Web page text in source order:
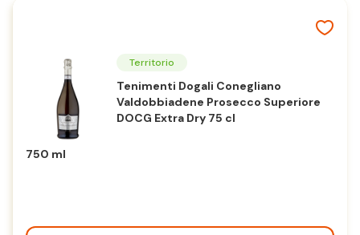
Territorio
Tenimenti Dogali Conegliano
Valdobbiadene Prosecco Superiore
DOCG Extra Dry 75 cl
750 ml